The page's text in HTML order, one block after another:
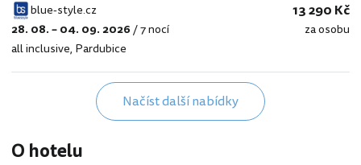
blue-
style.cz
blue-style.cz
28. 08. – 04. 09. 2026/7 nocí
all inclusive, Pardubice
13 290 Kč
za osobu
Načíst další nabídky
O hotelu